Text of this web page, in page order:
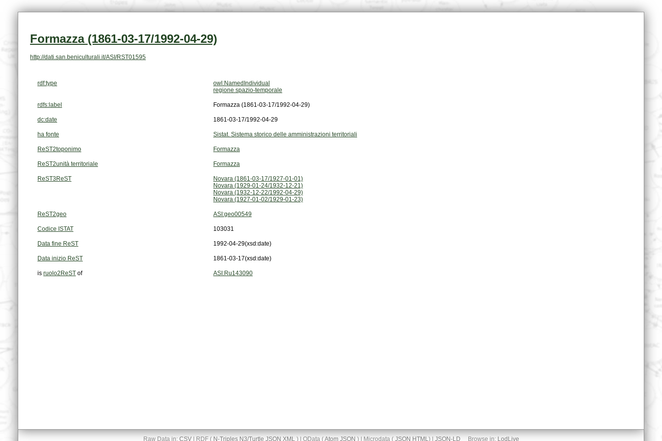
Formazza (1861-03-17/1992-04-29)
http://dati.san.beniculturali.it/ASI/RST01595
rdf:type
owl:NamedIndividual
regione spazio-temporale
rdfs:label Formazza (1861-03-17/1992-04-29)
dc:date 1861-03-17/1992-04-29
ha fonte Sistat. Sistema storico delle amministrazioni territoriali
ReST2toponimo Formazza
ReST2unità territoriale Formazza
ReST3ReST
Novara (1861-03-17/1927-01-01)
Novara (1929-01-24/1932-12-21)
Novara (1932-12-22/1992-04-29)
Novara (1927-01-02/1929-01-23)
ReST2geo ASI:geo00549
Codice ISTAT 103031
Data fine ReST 1992-04-29(xsd:date)
Data inizio ReST 1861-03-17(xsd:date)
is ruolo2ReST of ASI:Ru143090
Raw Data in: CSV| RDF ( N-Triples N3/Turtle JSON XML) | OData (Atom JSON ) | Microdata ( JSON HTML) | JSON-LD Browse in: LodLive